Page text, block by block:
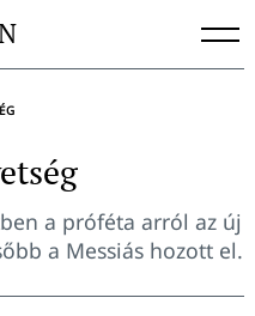
a próféta arról az új
a Messiás hozott el.